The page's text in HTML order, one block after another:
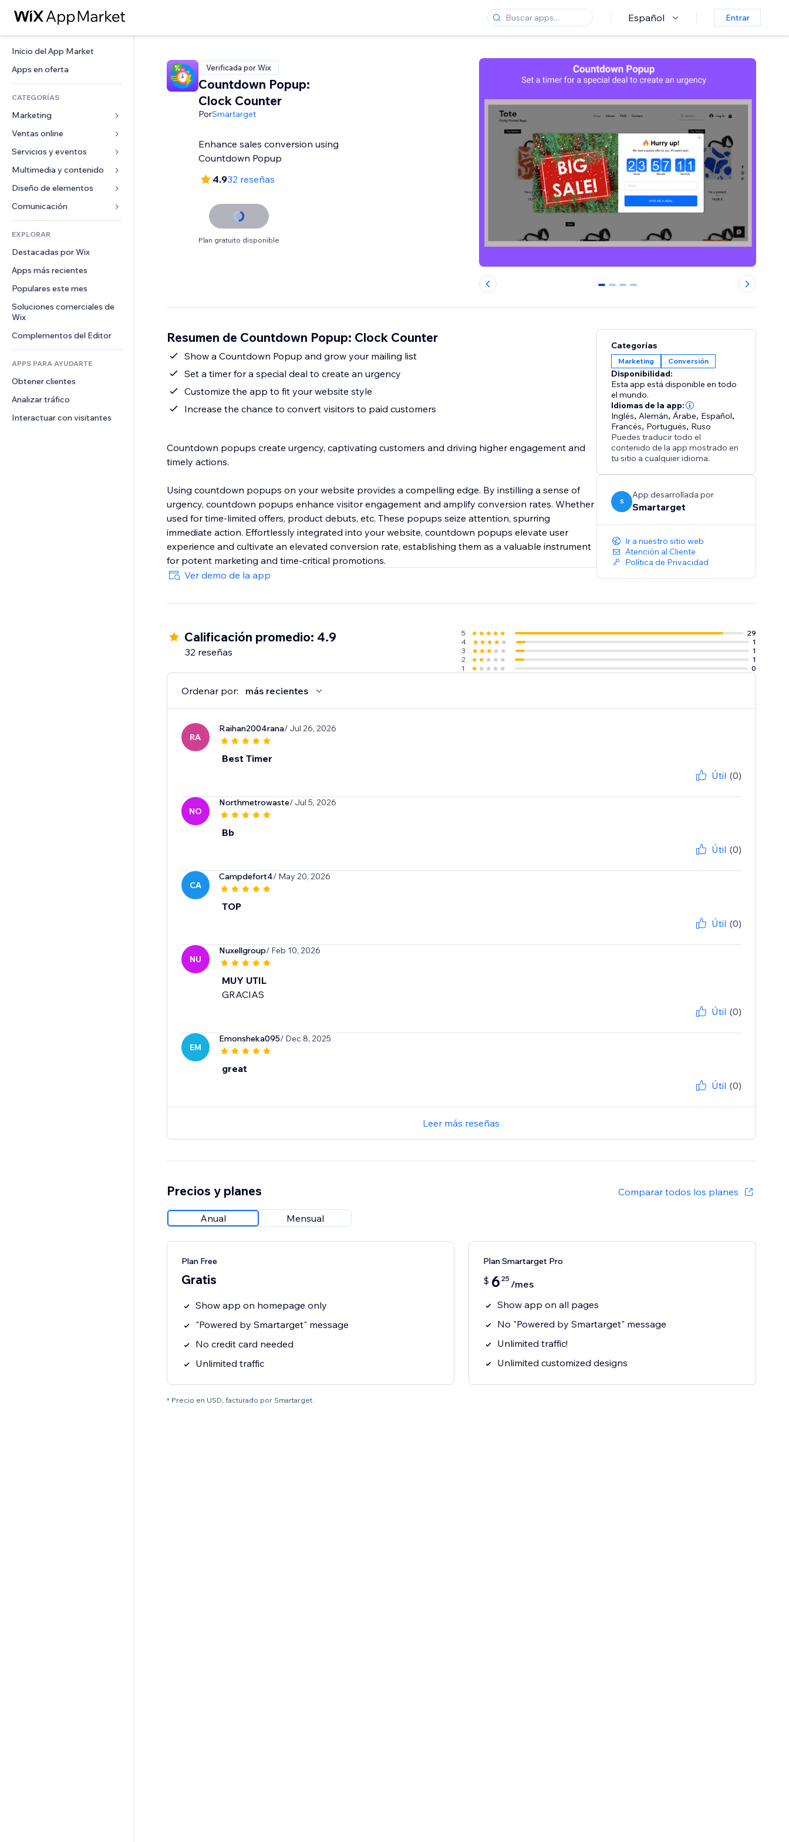
Español Entrar
Inicio del App Market
Apps en oferta
CATEGORÍAS
Marketing
Anuncios
Móvil
Analíticas
Anuncios del sitio
Email
Ventas online
Apps para tiendas
Envíos y entregas
Botones de venta
Contabilidad
Cupones y fidelización
Almacenamiento de mercancía
Crowdfunding
Alimentos y bebidas
Servicios y eventos
Hoteles
Eventos
Restaurantes
Inmobiliarias
Reservas
Multimedia y contenido
Galerías
Música
Pódcast
Fotografía
Video
PDF
Compartir archivos
Noticias
Servicios de contenido
Efectos de texto
Diseño de elementos
Mapas y navegación
Privacidad y seguridad
Reloj
Plantillas para páginas
Efectos de imágenes
Botones y menús
Banners e insignias
Calculadoras
Buscar
Formularios
Encuestas
Chat
Comentarios
Teléfono
Comunidad
Reseñas y testimonios
EXPLORAR
Destacadas por Wix
Apps más recientes
Populares este mes
Soluciones comerciales de
Wix
Complementos del Editor
APPS PARA AYUDARTE
Obtener clientes
Analizar tráfico
Interactuar con visitantes
Verificada por Wix
Countdown Popup:
Clock Counter
PorSmartarget
Enhance sales conversion using
Countdown Popup
4.932 reseñas
Plan gratuito disponible
0 1 2 3
Resumen de Countdown Popup: Clock Counter
Show a Countdown Popup and grow your mailing list
Set a timer for a special deal to create an urgency
Customize the app to fit your website style
Increase the chance to convert visitors to paid customers
Countdown popups create urgency, captivating customers and driving higher engagement and
timely actions.
Using countdown popups on your website provides a compelling edge. By instilling a sense of
urgency, countdown popups enhance visitor engagement and amplify conversion rates. Whether
used for time-limited offers, product debuts, etc. These popups seize attention, spurring
immediate action. Effortlessly integrated into your website, countdown popups elevate user
experience and cultivate an elevated conversion rate, establishing them as a valuable instrument
for potent marketing and time-critical promotions.
Ver demo de la app
Categorías
Marketing Conversión
Disponibilidad:
Esta app está disponible en todo
el mundo.
Idiomas de la app:
Inglés, Alemán, Árabe, Español,
Francés, Portugués, Ruso
Puedes traducir todo el
contenido de la app mostrado en
tu sitio a cualquier idioma.
S
App desarrollada por
Smartarget
Ir a nuestro sitio web
Atención al Cliente
Política de Privacidad
Calificación promedio: 4.9
32 reseñas
5
29
4
1
3
1
2
1
1
0
Ordenar por: más recientes
RA
Raihan2004rana/ Jul 26, 2026
Best Timer
Útil (0)
NO
Northmetrowaste/ Jul 5, 2026
Bb
Útil (0)
CA
Campdefort4/ May 20, 2026
TOP
Útil (0)
NU
Nuxellgroup/ Feb 10, 2026
MUY UTIL
GRACIAS
Útil (0)
EM
Emonsheka095/ Dec 8, 2025
great
Útil (0)
Leer más reseñas
Precios y planes Comparar todos los planes
Anual Mensual
Plan Free
Gratis
Show app on homepage only
"Powered by Smartarget" message
No credit card needed
Unlimited traffic
Plan Smartarget Pro
$ 6 25 /mes
Show app on all pages
No "Powered by Smartarget" message
Unlimited traffic!
Unlimited customized designs
* Precio en USD, facturado por Smartarget.